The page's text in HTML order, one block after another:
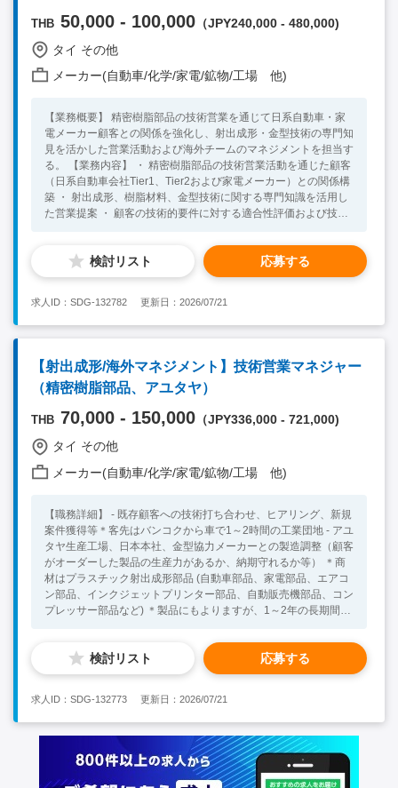
経験
THB 50,000 - 100,000 （JPY240,000 - 480,000)
タイ その他
メーカー(自動車/化学/家電/鉱物/工場 他)
【業務概要】 精密樹脂部品の技術営業を通じて日系自動車・家
電メーカー顧客との関係を強化し、射出成形・金型技術の専門知
見を活かした営業活動および海外チームのマネジメントを担当す
る。 【業務内容】 ・ 精密樹脂部品の技術営業活動を通じた顧客
（日系自動車会社Tier1、Tier2および家電メーカー）との関係構
築 ・ 射出成形、樹脂材料、金型技術に関する専門知識を活用し
た営業提案 ・ 顧客の技術的要件に対する適合性評価および技術
握 ・ 海外工場（アユタヤ）における技術営業チームのマネジメ
験 ・英語準ビジネスレベル（社内コミュニケーション） 【歓迎
の経験 ・タイ語社内コミュニケーションレベル ・マネジメント
経験
検討リスト 応募する
求人ID：SDG-132782 更新日：2026/07/21
【射出成形/海外マネジメント】技術営業マネジャー
（精密樹脂部品、アユタヤ）
THB 70,000 - 150,000 （JPY336,000 - 721,000)
タイ その他
メーカー(自動車/化学/家電/鉱物/工場 他)
【職務詳細】 - 既存顧客への技術打ち合わせ、ヒアリング、新規
案件獲得等＊客先はバンコクから車で1～2時間の工業団地 - アユ
タヤ生産工場、日本本社、金型協力メーカーとの製造調整（顧客
がオーダーした製品の生産力があるか、納期守れるか等） ＊商
材はプラスチック射出成形部品 (自動車部品、家電部品、エアコ
ン部品、インクジェットプリンター部品、自動販売機部品、コン
プレッサー部品など) ＊製品にもよりますが、1～2年の長期間一
える方を募集します。 ＊営業時社用車ドライバー付き 【必須要
クジェットプリンター部品、エアコン部品、コンプレッサー部
レベル 【歓迎要件】 - タイでの就労経験 - 図面が読める（特に金
型） - 電気または自動車業界での経験 - タイ語社内コミュニケー
ションレベル
検討リスト 応募する
求人ID：SDG-132773 更新日：2026/07/21